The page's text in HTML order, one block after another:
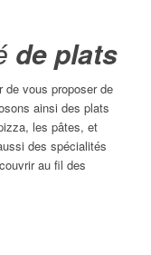
de plats
vous proposer de
ainsi des plats
les pâtes, et
des spécialités
au fil des